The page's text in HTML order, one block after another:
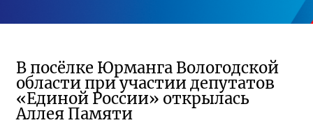
В посёлке Юрманга Вологодской
области при участии депутатов
«Единой России» открылась
Аллея Памяти